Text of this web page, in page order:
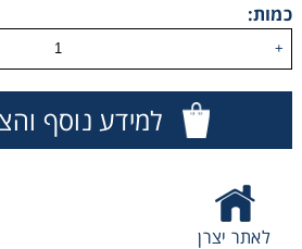
כמות:
+
למידע נוסף
לאתר יצרן
Thermometry
Washing
Chromatography
Lab Essentials